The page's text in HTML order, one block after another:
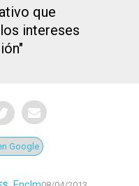
que
intereses
Google